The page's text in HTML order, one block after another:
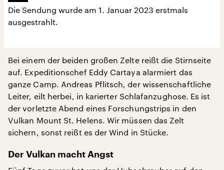
Die Sendung wurde am 1. Januar 2023 erstmals
ausgestrahlt.
Bei einem der beiden großen Zelte reißt die Stirnseite
auf. Expeditionschef Eddy Cartaya alarmiert das
ganze Camp. Andreas Pflitsch, der wissenschaftliche
Leiter, eilt herbei, in karierter Schlafanzughose. Es ist
der vorletzte Abend eines Forschungstrips in den
Vulkan Mount St. Helens. Wir müssen das Zelt
sichern, sonst reißt es der Wind in Stücke.
Der Vulkan macht Angst